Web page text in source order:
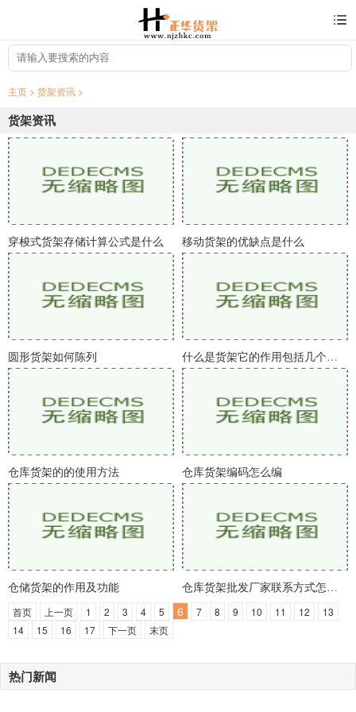
主页 > 货架资讯 >
货架资讯
穿梭式货架存储计算公式是什么 移动货架的优缺点是什么
圆形货架如何陈列 什么是货架它的作用包括几个方面
仓库货架的的使用方法 仓库货架编码怎么编
仓储货架的作用及功能 仓库货架批发厂家联系方式怎么写
首页 上一页 1 2 3 4 5 6 7 8 9 10 11 12
13
14
15 16 17 下一页 末页
热门新闻